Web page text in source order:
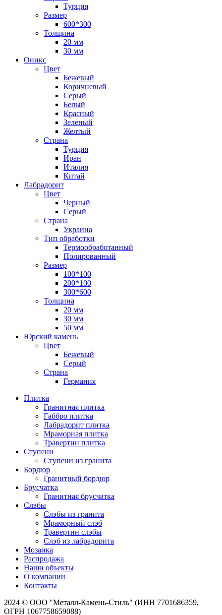
Турция
Размер
600*300
Толщина
20 мм
30 мм
Оникс
Цвет
Бежевый
Коричневый
Серый
Белый
Красный
Зеленый
Желтый
Страна
Турция
Иран
Италия
Китай
Лабрадорит
Цвет
Черный
Серый
Страна
Украина
Тип обработки
Термообработанный
Полированный
Размер
100*100
200*100
300*600
Толщина
20 мм
30 мм
50 мм
Юрский камень
Цвет
Бежевый
Серый
Страна
Германия
Плитка
Гранитная плитка
Габбро плитка
Лабрадорит плитка
Мраморная плитка
Травертин плитка
Ступени
Ступени из гранита
Бордюр
Гранитный бордюр
Брусчатка
Гранитная брусчатка
Слэбы
Слэбы из гранита
Мраморный слэб
Травертин слэбы
Слэб из лабрадорита
Мозаика
Распродажа
Наши объекты
О компании
Контакты
2024 © ООО "Металл-Камень-Стиль" (ИНН 7701686359,
ОГРН 1067758659088)